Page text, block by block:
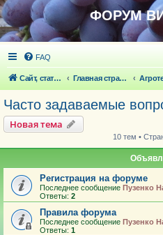
ФОРУМ
FAQ
Сайт, статьи Главная страница
Часто задаваемые
Новая тема
10 тем •
Регистрация на форуме
Последнее сообщение Пузенко
Ответы: 2
Правила форума
Последнее сообщение Пузенко
Ответы: 1